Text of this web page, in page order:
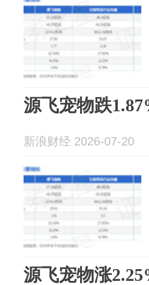
源飞宠物跌
新浪财经 2026-07-20
源飞宠物涨